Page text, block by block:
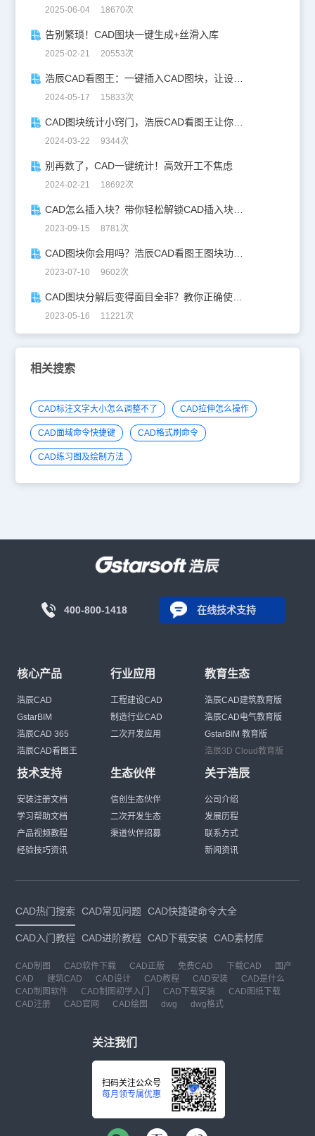
2025-06-04 18670次
告别繁琐！CAD图块一键生成+丝滑入库
2025-02-21 20553次
浩辰CAD看图王：一键插入CAD图块，让设计更高效！
2024-05-17 15833次
CAD图块统计小窍门，浩辰CAD看图王让你事半功倍！
2024-03-22 9344次
别再数了，CAD一键统计！高效开工不焦虑
2024-02-21 18692次
CAD怎么插入块？带你轻松解锁CAD插入块新玩法！
2023-09-15 8781次
CAD图块你会用吗？浩辰CAD看图王图块功能详解！
2023-07-10 9602次
CAD图块分解后变得面目全非？教你正确使用分解图块
2023-05-16 11221次
相关搜索
CAD标注文字大小怎么调整不了 CAD拉伸怎么操作
CAD面域命令快捷键 CAD格式刷命令
CAD练习图及绘制方法
400-800-1418 在线技术支持
核心产品
浩辰CAD
GstarBIM
浩辰CAD 365
浩辰CAD看图王
行业应用
工程建设CAD
制造行业CAD
二次开发应用
教育生态
浩辰CAD建筑教育版
浩辰CAD电气教育版
GstarBIM 教育版
浩辰3D Cloud教育版
技术支持
安装注册文档
学习帮助文档
产品视频教程
经验技巧资讯
生态伙伴
信创生态伙伴
二次开发生态
渠道伙伴招募
关于浩辰
公司介绍
发展历程
联系方式
新闻资讯
CAD热门搜索 CAD常见问题 CAD快捷键命令大全
CAD入门教程 CAD进阶教程 CAD下载安装 CAD素材库
CAD制图 CAD软件下载 CAD正版 免费CAD 下载CAD
国产
CAD
建筑CAD CAD设计 CAD教程 CAD安装
CAD是什么
CAD制图软件
CAD制图初学入门 CAD下载安装
CAD图纸下载
CAD注册
CAD官网 CAD绘图 dwg dwg格式
关注我们
扫码关注公众号
每月领专属优惠